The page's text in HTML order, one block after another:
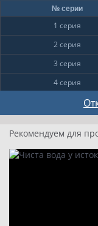
№ серии
1 серия
2 серия
3 серия
4 серия
7 серия
8 серия
Рекомендуем для